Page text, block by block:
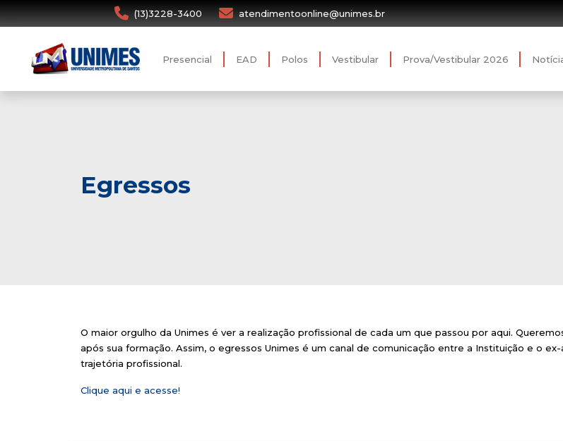
(13)3228-3400 atendimentoonline@unimes.br
Presencial EAD Polos Vestibular Prova/Vestibular 2026
Egressos
O maior orgulho da Unimes é ver a realização profissional de cada um que passou por aqui.
após sua formação. Assim, o egressos Unimes é um canal de comunicação entre a Instituição e o
trajetória profissional.
Clique aqui e acesse!